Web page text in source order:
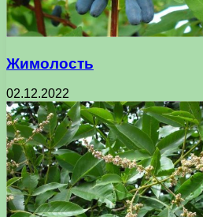
Жимолость
02.12.2022